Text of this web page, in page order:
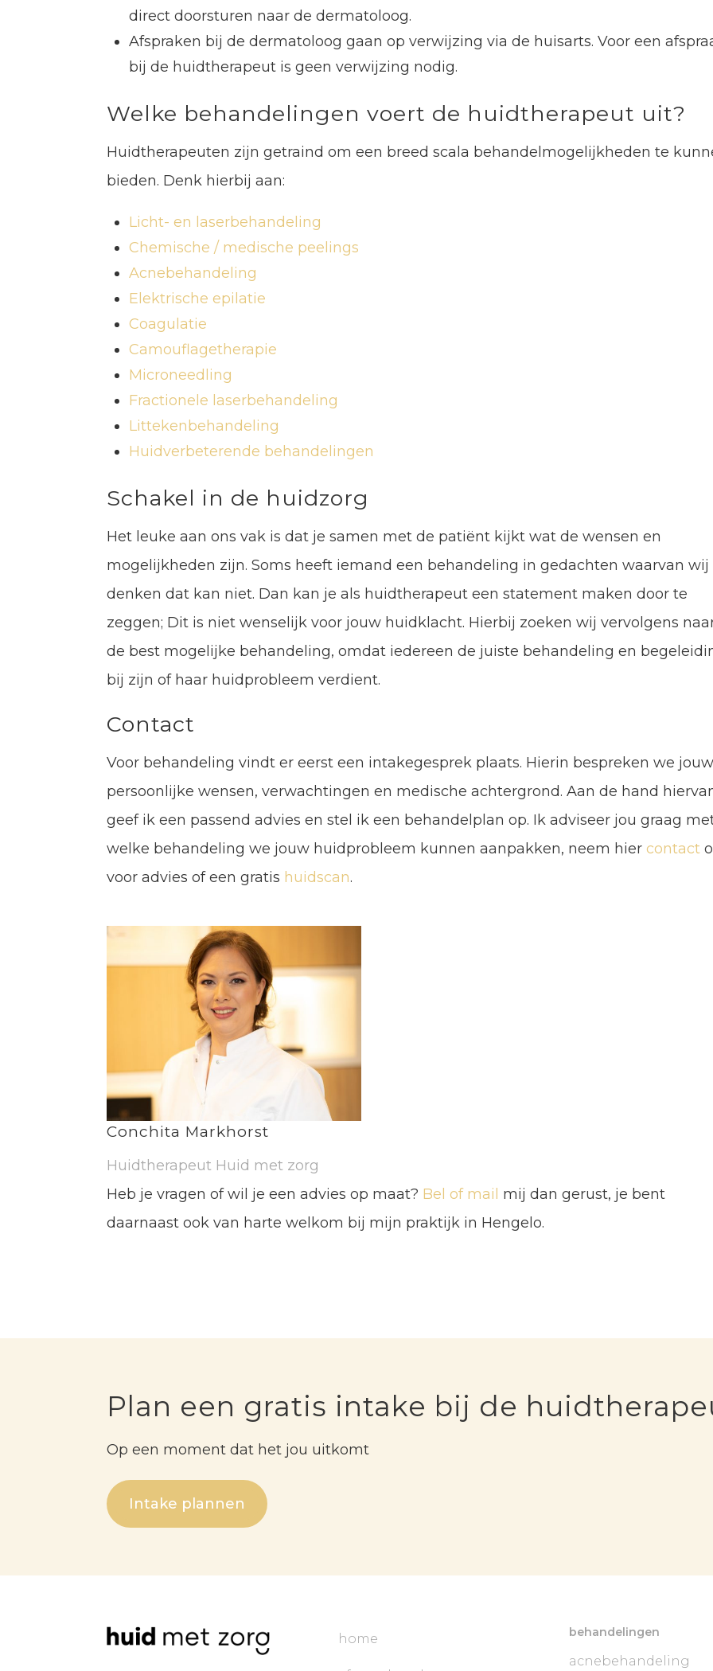
direct doorsturen naar de dermatoloog.
Afspraken bij de dermatoloog gaan op verwijzing via de huisarts. Voor een
bij de huidtherapeut is geen verwijzing nodig.
Welke behandelingen voert de huidtherapeut uit?
Huidtherapeuten zijn getraind om een breed scala behandelmogelijkheden te
bieden. Denk hierbij aan:
Licht- en laserbehandeling
Chemische / medische peelings
Acnebehandeling
Elektrische epilatie
Coagulatie
Camouflagetherapie
Microneedling
Fractionele laserbehandeling
Littekenbehandeling
Huidverbeterende behandelingen
Schakel in de huidzorg
Het leuke aan ons vak is dat je samen met de patiënt kijkt wat de wensen en
mogelijkheden zijn. Soms heeft iemand een behandeling in gedachten waarvan wij
denken dat kan niet. Dan kan je als huidtherapeut een statement maken door te
zeggen; Dit is niet wenselijk voor jouw huidklacht. Hierbij zoeken wij vervolgens
de best mogelijke behandeling, omdat iedereen de juiste behandeling en
bij zijn of haar huidprobleem verdient.
Contact
Voor behandeling vindt er eerst een intakegesprek plaats. Hierin bespreken we jouw
persoonlijke wensen, verwachtingen en medische achtergrond. Aan de hand
geef ik een passend advies en stel ik een behandelplan op. Ik adviseer jou graag
welke behandeling we jouw huidprobleem kunnen aanpakken, neem hiercontact
voor advies of een gratis huidscan.
Conchita Markhorst
Huidtherapeut Huid met zorg
Heb je vragen of wil je een advies op maat? Bel of mail mij dan gerust, je bent
daarnaast ook van harte welkom bij mijn praktijk in Hengelo.
Plan een gratis intake bij de
Op een moment dat het jou uitkomt
Intake plannen
home behandelingen
acnebehandeling